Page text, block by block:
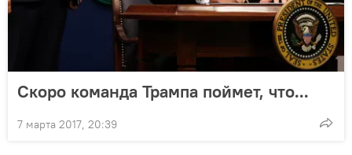
Скоро команда Трампа поймет, что...
7 марта 2017, 20:39